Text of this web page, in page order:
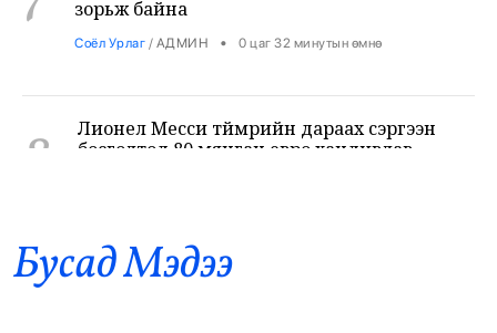
8
босголтод 80 мянган евро хандивлав
Дэлхий /Х. Болормаа • 1 цаг 8 минутын өмнө
9
ангид бодлогоо дахин нотлов
Бусад Mэдээ